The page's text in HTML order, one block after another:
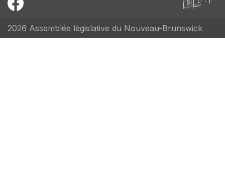
2026 Assemblée législative du Nouveau-Brunswick